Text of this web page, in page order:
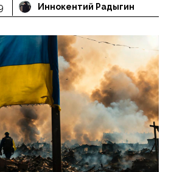
Иннокентий Радыгин